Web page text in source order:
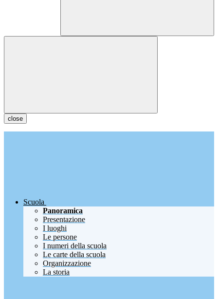
close
Scuola
Panoramica
Presentazione
I luoghi
Le persone
I numeri della scuola
Le carte della scuola
Organizzazione
La storia